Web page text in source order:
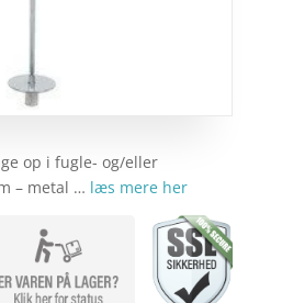
op i fugle- og/eller
– metal … læs mere her